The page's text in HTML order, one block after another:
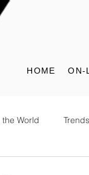
HOME ON-
World Trends